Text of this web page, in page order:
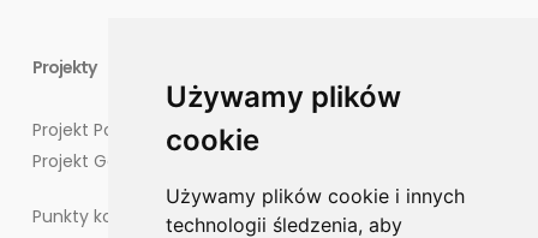
Używamy plików
cookie
Używamy plików cookie i innych
technologii śledzenia, aby
Projekty
Projekt Potęgowo
Projekt Goliat
Punkty kontaktowe dla mieszkańców